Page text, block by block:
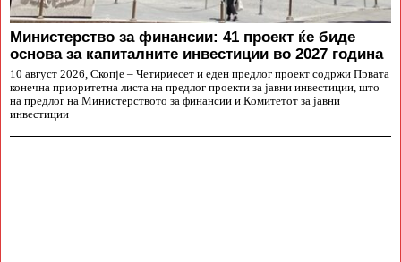
Министерство за финансии: 41 проект ќе биде
основа за капиталните инвестиции во 2027 година
10 август 2026, Скопје – Четириесет и еден предлог проект содржи Првата
конечна приоритетна листа на предлог проекти за јавни инвестиции, што
на предлог на Министерството за финансии и Комитетот за јавни
инвестиции